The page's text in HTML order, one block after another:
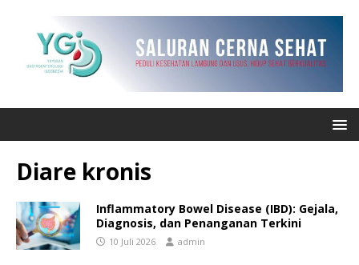
Diare kronis
Inflammatory Bowel Disease (IBD): Gejala,
Diagnosis, dan Penanganan Terkini
10 Juli 2026 admin